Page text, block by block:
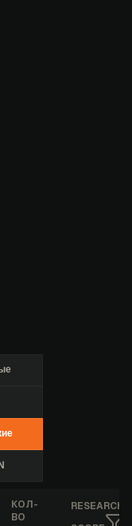
КОЛ-
ВО